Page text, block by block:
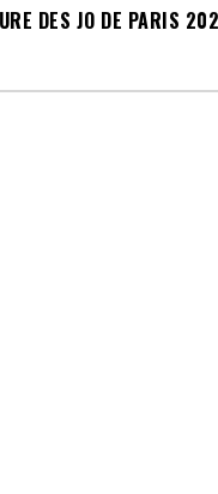
DES JO DE PARIS